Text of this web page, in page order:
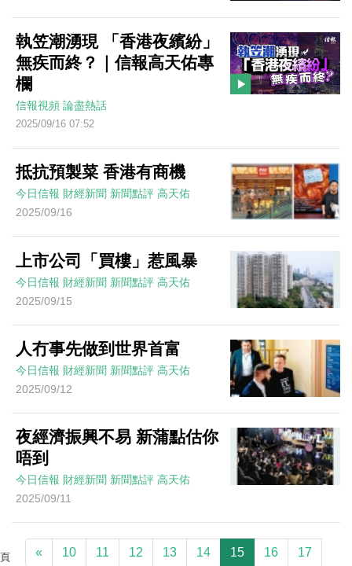
執笠潮湧現 「香港夜繽紛」
無疾而終？｜信報高天佑專
欄
信報視頻 論盡熱話
2025/09/16 07:52
抵抗預製菜 香港有商機
今日信報 財經新聞 新聞點評 高天佑
2025/09/16
上市公司「買樓」惹風暴
今日信報 財經新聞 新聞點評 高天佑
2025/09/15
人冇事先做到世界首富
今日信報 財經新聞 新聞點評 高天佑
2025/09/12
夜經濟振興不易 新蒲點估你
唔到
今日信報 財經新聞 新聞點評 高天佑
2025/09/11
頁 « 10 11 12 13 14 15 16 17